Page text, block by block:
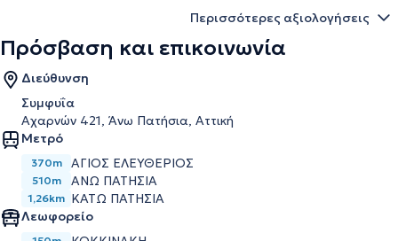
Περισσότερες αξιολογήσεις
Πρόσβαση και επικοινωνία
Διεύθυνση
Συμφυΐα
Αχαρνών 421, Άνω Πατήσια, Αττική
Μετρό
370m ΆΓΙΟΣ ΕΛΕΥΘΈΡΙΟΣ
510m ΆΝΩ ΠΑΤΉΣΙΑ
1,26km ΚΆΤΩ ΠΑΤΉΣΙΑ
Λεωφορείο